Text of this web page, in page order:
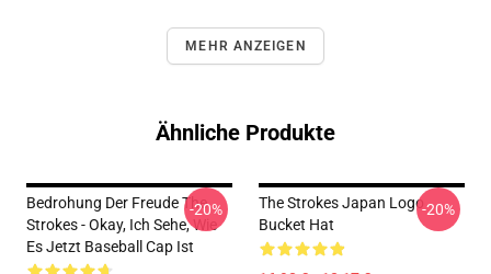
MEHR ANZEIGEN
Ähnliche Produkte
Bedrohung Der Freude The
Strokes - Okay, Ich Sehe, Wie
Es Jetzt Baseball Cap Ist
-20%
The Strokes Japan Logo
Bucket Hat
-20%